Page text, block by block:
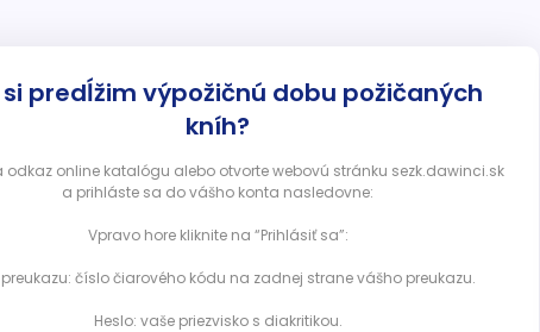
si predĺžim výpožičnú dobu požičaných
kníh?
odkaz online katalógu alebo otvorte webovú stránku sezk.dawinci.sk
a prihláste sa do vášho konta nasledovne:
Vpravo hore kliknite na “Prihlásiť sa”:
číslo čiarového kódu na zadnej strane vášho preukazu.
Heslo: vaše priezvisko s diakritikou.